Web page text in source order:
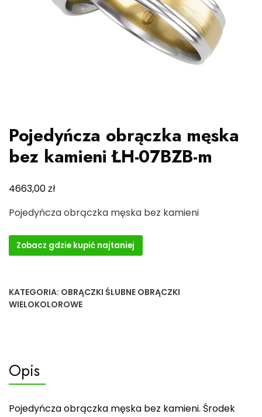
Pojedyńcza obrączka męska
bez kamieni ŁH-07BZB-m
4663,00zł
Pojedyńcza obrączka męska bez kamieni
Zobacz gdzie kupić najtaniej
KATEGORIA: OBRĄCZKI ŚLUBNE OBRĄCZKI
WIELOKOLOROWE
Opis
Pojedyńcza obrączka męska bez kamieni. Środek